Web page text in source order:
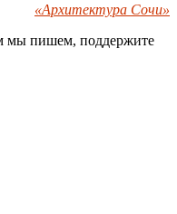
«Архитектура Сочи»
мы пишем, поддержите